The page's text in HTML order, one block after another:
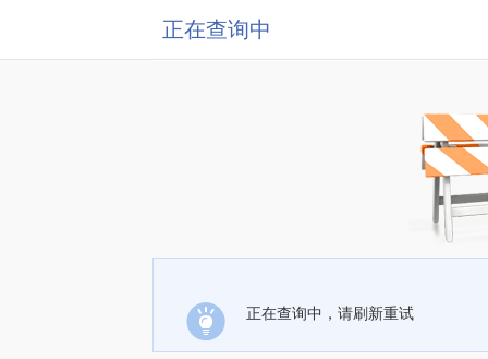
正在查询中
正在查询中，请刷新重试